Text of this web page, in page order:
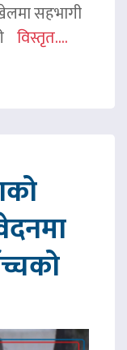
सहभागी
विस्तृत....